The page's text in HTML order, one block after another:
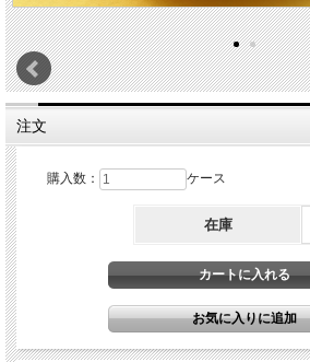
注文
購入数： ケース
在庫